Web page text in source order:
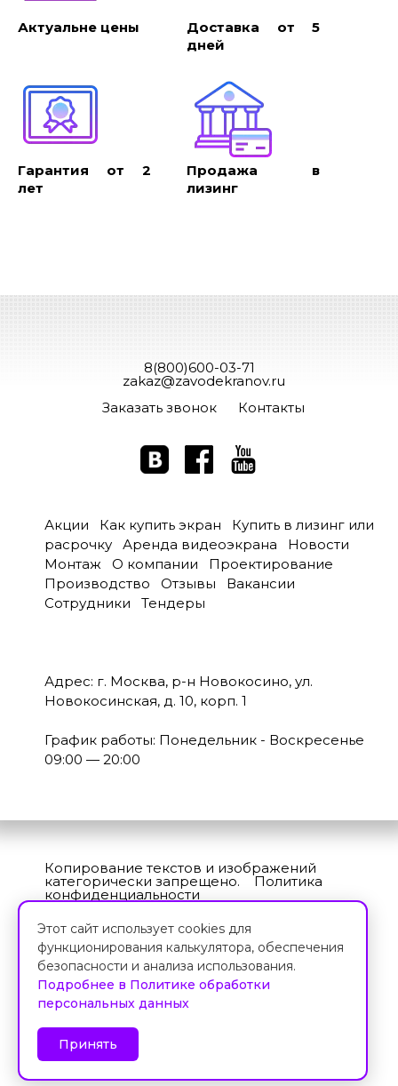
Актуальне цены
Доставка от 5
дней
Гарантия от 2
лет
Продажа в
лизинг
8(800)600-03-71
zakaz@zavodekranov.ru
Заказать звонок
Контакты
Акции Как купить экран
Купить в лизинг или
расрочку
Аренда видеоэкрана
Новости
Монтаж
О компании
Проектирование
Производство
Отзывы
Вакансии
Сотрудники
Тендеры
Адрес: г. Москва, р-н Новокосино, ул.
Новокосинская, д. 10, корп. 1
График работы: Понедельник - Воскресенье
09:00 — 20:00
Копирование текстов и изображений
категорически запрещено.Политика
конфиденциальности
© Завод экранов 2011—2024
Этот сайт использует cookies для
функционирования калькулятора, обеспечения
безопасности и анализа использования.
Подробнее в Политике обработки
персональных данных
Принять